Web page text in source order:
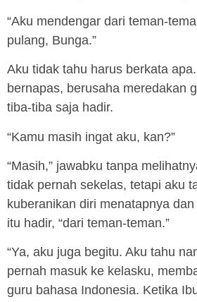
“Aku mendengar dari teman-
pulang, Bunga.”
Aku tidak tahu harus berkata
bernapas, berusaha meredakan
tiba-tiba saja hadir.
“Kamu masih ingat aku, kan?”
“Masih,” jawabku tanpa
tidak pernah sekelas, tetapi aku
kuberanikan diri menatapnya
itu hadir, “dari teman-teman.”
“Ya, aku juga begitu. Aku tahu
pernah masuk ke kelasku,
guru bahasa Indonesia. Ketika